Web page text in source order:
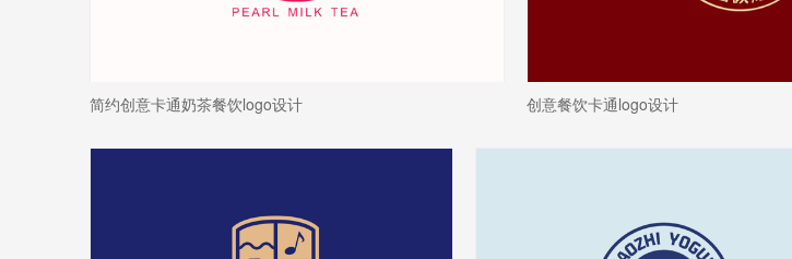
简约创意卡通奶茶餐饮logo设计 创意餐饮卡通logo设计